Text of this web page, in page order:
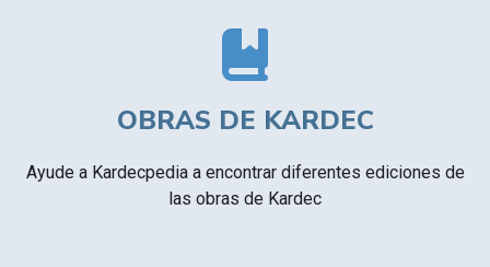
OBRAS DE KARDEC
Ayude a Kardecpedia a encontrar diferentes ediciones de
las obras de Kardec